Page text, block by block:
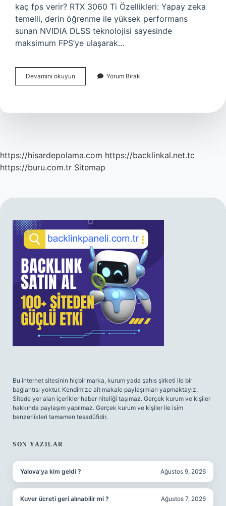
kaç fps verir? RTX 3060 Ti Özellikleri: Yapay zeka
temelli, derin öğrenme ile yüksek performans
sunan NVIDIA DLSS teknolojisi sayesinde
maksimum FPS’ye ulaşarak…
Devamını okuyun
23
Fps
Yorum Bırak
https://hisardepolama.com https://backlinkal.net.tc
https://buru.com.tr Sitemap
SIDEBAR
Bu internet sitesinin hiçbir marka, kurum yada şahıs şirketi ile bir
bağlantısı yoktur. Kendimize ait makale paylaşımları yapmaktayız.
Sitede yer alan içerikler haber niteliği taşımaz. Gerçek kurum ve kişiler
hakkında paylaşım yapılmaz. Gerçek kurum ve kişiler ile isim
benzerlikleri tamamen tesadüfidir.
SON YAZILAR
Yalova’ya kim geldi ? Ağustos 9, 2026
Kuver ücreti geri alınabilir mi ? Ağustos 7, 2026